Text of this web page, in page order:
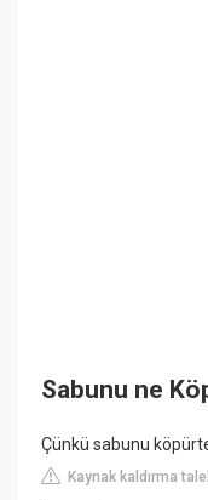
Sabunu ne
Çünkü sabunu
Kaynak kaldırma